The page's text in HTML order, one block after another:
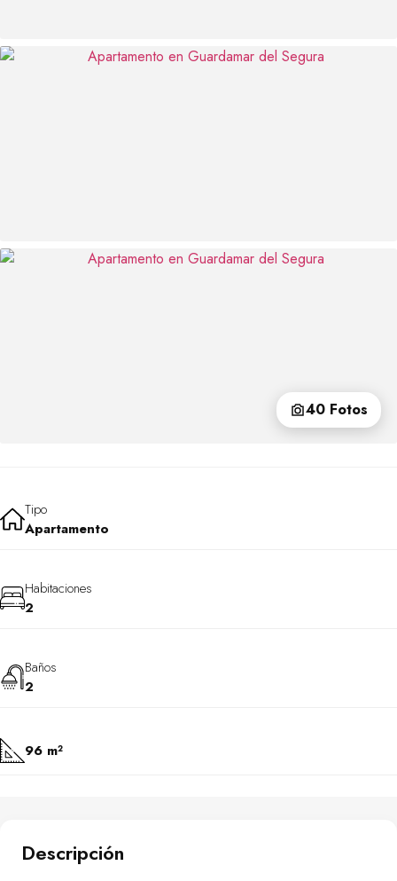
40 Fotos
Tipo
Apartamento
Habitaciones
2
Baños
2
96 m²
Descripción